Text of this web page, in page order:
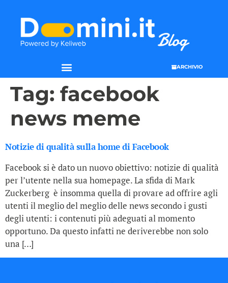
ARCHIVIO
Tag: facebook
news meme
Notizie di qualità sulla home di Facebook
Facebook si è dato un nuovo obiettivo: notizie di qualità
per l’utente nella sua homepage. La sfida di Mark
Zuckerberg è insomma quella di provare ad offrire agli
utenti il meglio del meglio delle news secondo i gusti
degli utenti: i contenuti più adeguati al momento
opportuno. Da questo infatti ne deriverebbe non solo
una […]